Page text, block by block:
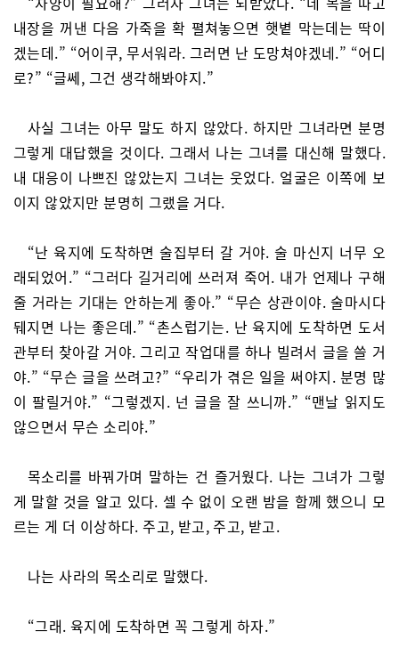
내장을 꺼낸 다음 가죽을 확 펼쳐놓으면 햇볕 막는데는 딱이
겠는데.” “어이쿠, 무서워라. 그러면 난 도망쳐야겠네.” “어디
로?” “글쎄, 그건 생각해봐야지.”
사실 그녀는 아무 말도 하지 않았다. 하지만 그녀라면 분명
그렇게 대답했을 것이다. 그래서 나는 그녀를 대신해 말했다.
내 대응이 나쁘진 않았는지 그녀는 웃었다. 얼굴은 이쪽에 보
이지 않았지만 분명히 그랬을 거다.
“난 육지에 도착하면 술집부터 갈 거야. 술 마신지 너무 오
래되었어.” “그러다 길거리에 쓰러져 죽어. 내가 언제나 구해
줄 거라는 기대는 안하는게 좋아.” “무슨 상관이야. 술마시다
뒈지면 나는 좋은데.” “촌스럽기는. 난 육지에 도착하면 도서
관부터 찾아갈 거야. 그리고 작업대를 하나 빌려서 글을 쓸 거
야.” “무슨 글을 쓰려고?” “우리가 겪은 일을 써야지. 분명 많
이 팔릴거야.” “그렇겠지. 넌 글을 잘 쓰니까.” “맨날 읽지도
않으면서 무슨 소리야.”
목소리를 바꿔가며 말하는 건 즐거웠다. 나는 그녀가 그렇
게 말할 것을 알고 있다. 셀 수 없이 오랜 밤을 함께 했으니 모
르는 게 더 이상하다. 주고, 받고, 주고, 받고.
나는 사라의 목소리로 말했다.
“그래. 육지에 도착하면 꼭 그렇게 하자.”